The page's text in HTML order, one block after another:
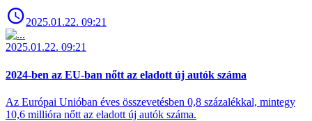
2025.01.22. 09:21
2025.01.22. 09:21
2024-ben az EU-ban nőtt az eladott új autók száma
Az Európai Unióban éves összevetésben 0,8 százalékkal, mintegy
10,6 millióra nőtt az eladott új autók száma.